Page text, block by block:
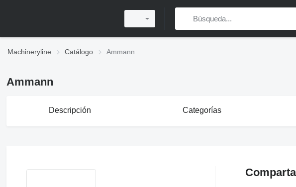
Machineryline Catálogo Ammann
Ammann
Descripción Categorías